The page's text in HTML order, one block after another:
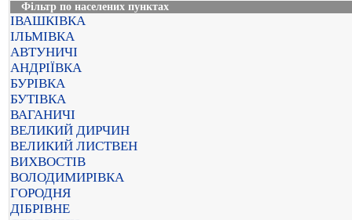
Фільтр по населених пунктах
ІВАШКІВКА
ІЛЬМІВКА
АВТУНИЧІ
АНДРІЇВКА
БУРІВКА
БУТІВКА
ВАГАНИЧІ
ВЕЛИКИЙ ДИРЧИН
ВЕЛИКИЙ ЛИСТВЕН
ВИХВОСТІВ
ВОЛОДИМИРІВКА
ГОРОДНЯ
ДІБРІВНЕ